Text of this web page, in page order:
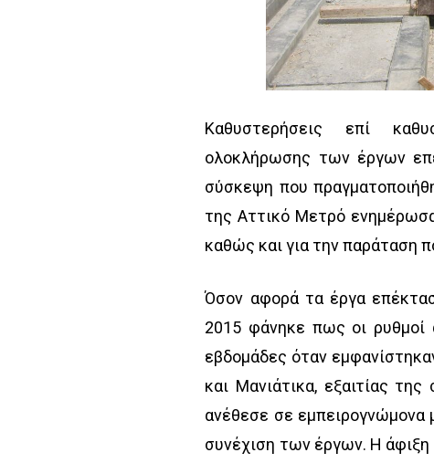
Καθυστερήσεις επί
ολοκλήρωσης των έργων
σύσκεψη που
της Αττικό Μετρό
καθώς και για την παράταση
Όσον αφορά τα έργα
2015 φάνηκε πως οι ρυθμοί
εβδομάδες όταν
και Μανιάτικα, εξαιτίας
ανέθεσε σε εμπειρογνώμονα
συνέχιση των έργων. Η